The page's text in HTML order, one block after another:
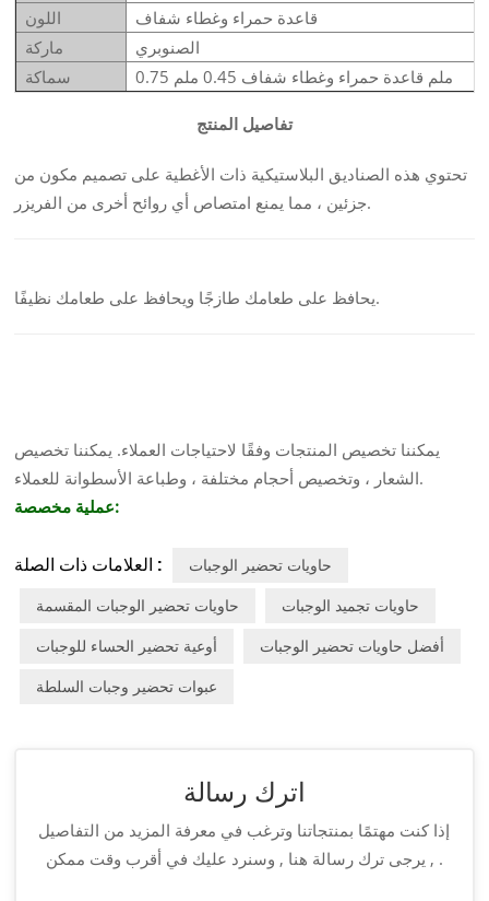
اللون
قاعدة حمراء وغطاء شفاف
ماركة
الصنوبري
سماكة
0.75 ملم قاعدة حمراء وغطاء شفاف 0.45 ملم
تفاصيل المنتج
تحتوي هذه الصناديق البلاستيكية ذات الأغطية على تصميم مكون من
جزئين ، مما يمنع امتصاص أي روائح أخرى من الفريزر.
يحافظ على طعامك طازجًا ويحافظ على طعامك نظيفًا.
يمكننا تخصيص المنتجات وفقًا لاحتياجات العملاء. يمكننا تخصيص
الشعار ، وتخصيص أحجام مختلفة ، وطباعة الأسطوانة للعملاء.
عملية مخصصة:
العلامات ذات الصلة :
حاويات تحضير الوجبات
حاويات تحضير الوجبات المقسمة
حاويات تجميد الوجبات
أوعية تحضير الحساء للوجبات
أفضل حاويات تحضير الوجبات
عبوات تحضير وجبات السلطة
اترك رسالة
إذا كنت مهتمًا بمنتجاتنا وترغب في معرفة المزيد من التفاصيل
, يرجى ترك رسالة هنا , وسنرد عليك في أقرب وقت ممكن .